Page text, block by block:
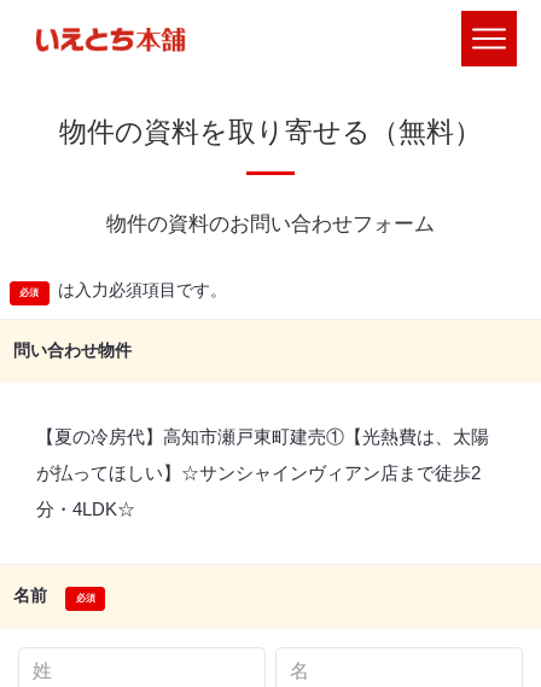
物件の資料を取り寄せる（無料）
物件の資料のお問い合わせフォーム
は入力必須項目です。
問い合わせ物件
【夏の冷房代】高知市瀬戸東町建売①【光熱費は、太陽
が払ってほしい】☆サンシャインヴィアン店まで徒歩2
分・4LDK☆
名前